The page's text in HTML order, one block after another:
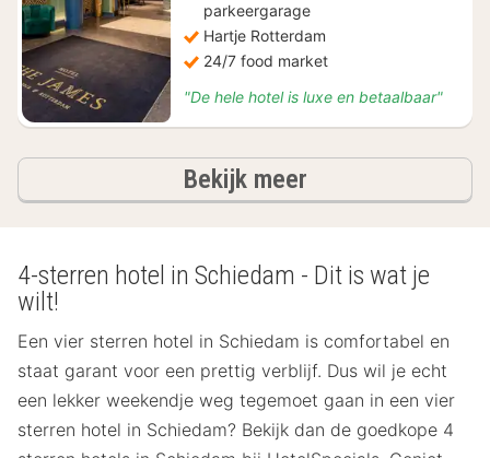
parkeergarage
Hartje Rotterdam
24/7 food market
"De hele hotel is luxe en betaalbaar"
Bekijk meerhotels
4-sterren hotel in Schiedam - Dit is wat je
wilt!
Een vier sterren hotel in Schiedam is comfortabel en
staat garant voor een prettig verblijf. Dus wil je echt
een lekker weekendje weg tegemoet gaan in een vier
sterren hotel in Schiedam? Bekijk dan de goedkope 4